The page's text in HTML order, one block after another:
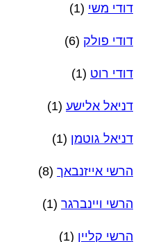
דודי משי (1)
דודי פולק (6)
דודי רוט (1)
דניאל אלישע (1)
דניאל גוטמן (1)
הרשי אייזנבאך (8)
הרשי ויינברגר (1)
הרשי קליין (1)